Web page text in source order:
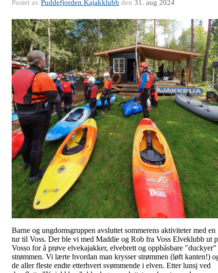
Postet av Puddefjorden Kajakklubb den 31. aug 2024
Barne og ungdomsgruppen avsluttet sommerens aktiviteter med en
tur til Voss. Der ble vi med Maddie og Rob fra Voss Elveklubb ut
Vosso for å prøve elvekajakker, elvebrett og oppbåsbare
strømmen. Vi lærte hvordan man krysser strømmen (løft kanten!)
de aller fleste endte etterhvert svømmende i elven. Etter lunsj ved